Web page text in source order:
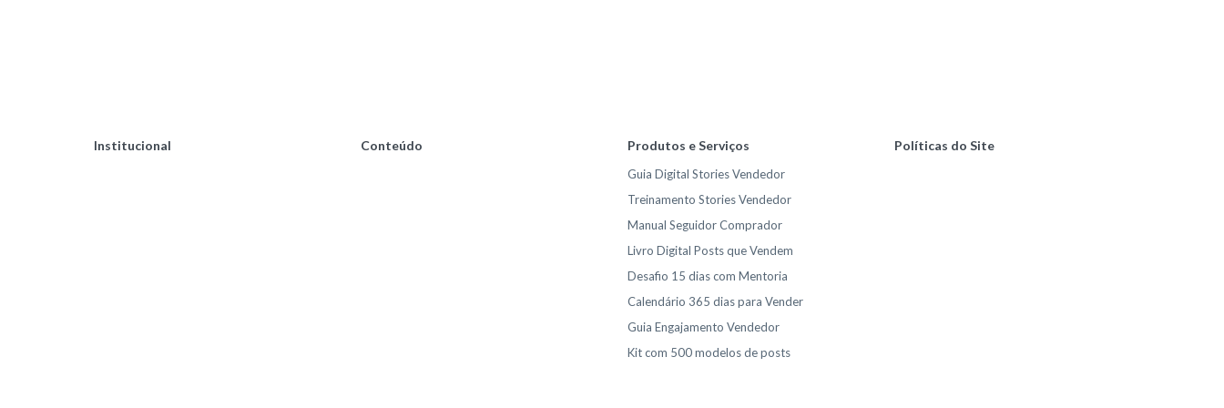
Institucional Conteúdo Produtos e Serviços
Guia Digital Stories Vendedor
Treinamento Stories Vendedor
Manual Seguidor Comprador
Livro Digital Posts que Vendem
Desafio 15 dias com Mentoria
Calendário 365 dias para Vender
Guia Engajamento Vendedor
Kit com 500 modelos de posts
Políticas do Site